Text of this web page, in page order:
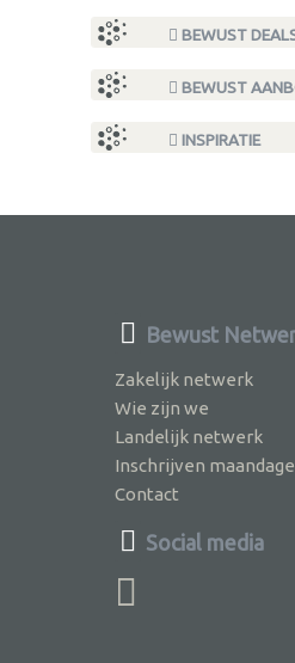
BEWUST
BEWUST
INSPIRATIE
Bewust
Zakelijk netwerk
Wie zijn we
Landelijk netwerk
Inschrijven
Contact
Social media